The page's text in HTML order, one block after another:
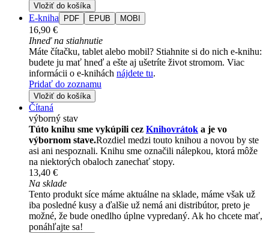
Vložiť do košíka
E-kniha PDF EPUB MOBI
16,90 €
Ihneď na stiahnutie
Máte čítačku, tablet alebo mobil? Stiahnite si do nich e-knihu:
budete ju mať hneď a ešte aj ušetríte život stromom. Viac
informácii o e-knihách nájdete tu.
Pridať do zoznamu
Vložiť do košíka
Čítaná
výborný stav
Túto knihu sme vykúpili cez Knihovrátok a je vo
výbornom stave.Rozdiel medzi touto knihou a novou by ste
asi ani nespoznali. Knihu sme označili nálepkou, ktorá môže
na niektorých obaloch zanechať stopy.
13,40 €
Na sklade
Tento produkt síce máme aktuálne na sklade, máme však už
iba posledné kusy a ďalšie už nemá ani distribútor, preto je
možné, že bude onedlho úplne vypredaný. Ak ho chcete mať,
ponáhľajte sa!